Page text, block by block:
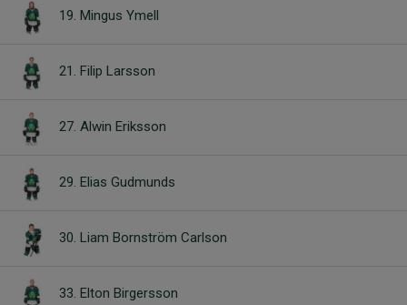
19. Mingus Ymell
21. Filip Larsson
27. Alwin Eriksson
29. Elias Gudmunds
30. Liam Bornström Carlson
33. Elton Birgersson